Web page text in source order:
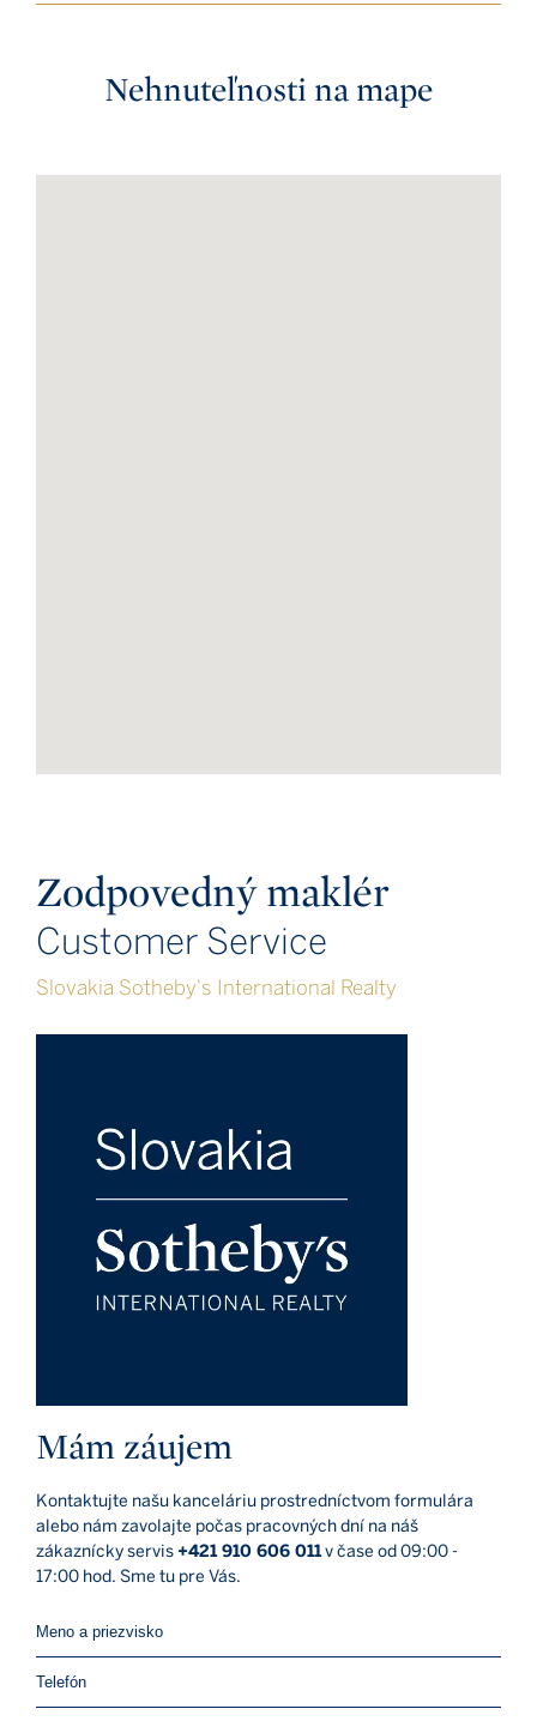
Nehnuteľnosti na mape
Zodpovedný maklér
Customer Service
Slovakia Sotheby's International Realty
Mám záujem
Kontaktujte našu kanceláriu prostredníctvom formulára
alebo nám zavolajte počas pracovných dní na náš
zákaznícky servis +421 910 606 011v čase od 09:00 -
17:00 hod. Sme tu pre Vás.